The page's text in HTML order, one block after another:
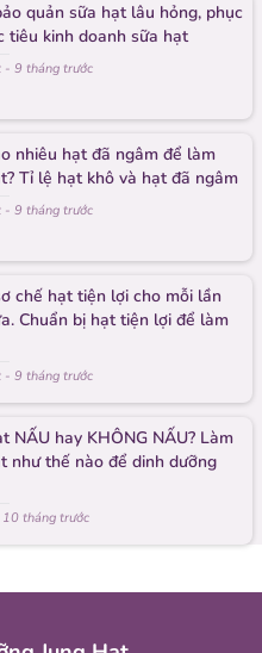
quản sữa hạt lâu hỏng, phục
tiêu kinh doanh sữa hạt
- 9 tháng trước
nhiêu hạt đã ngâm để làm
Tỉ lệ hạt khô và hạt đã ngâm
- 9 tháng trước
chế hạt tiện lợi cho mỗi lần
Chuẩn bị hạt tiện lợi để làm
- 9 tháng trước
NẤU hay KHÔNG NẤU? Làm
như thế nào để dinh dưỡng
10 tháng trước